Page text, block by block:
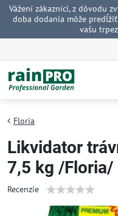
Vážení zákazníci, z dôvodu
doba dodania môže
vašu
Floria
Likvidator
7,5 kg /Floria/
Recenzie